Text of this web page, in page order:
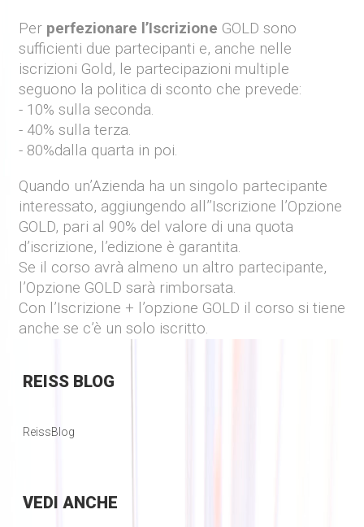
Per perfezionare l’Iscrizione GOLD sono
sufficienti due partecipanti e, anche nelle
iscrizioni Gold, le partecipazioni multiple
seguono la politica di sconto che prevede:
- 10% sulla seconda.
- 40% sulla terza.
- 80%dalla quarta in poi.
Quando un’Azienda ha un singolo partecipante
interessato, aggiungendo all’’Iscrizione l’Opzione
GOLD, pari al 90% del valore di una quota
d’iscrizione, l’edizione è garantita.
Se il corso avrà almeno un altro partecipante,
l’Opzione GOLD sarà rimborsata.
Con l’Iscrizione + l’opzione GOLD il corso si tiene
anche se c’è un solo iscritto.
REISSBLOG
ReissBlog
VEDI ANCHE